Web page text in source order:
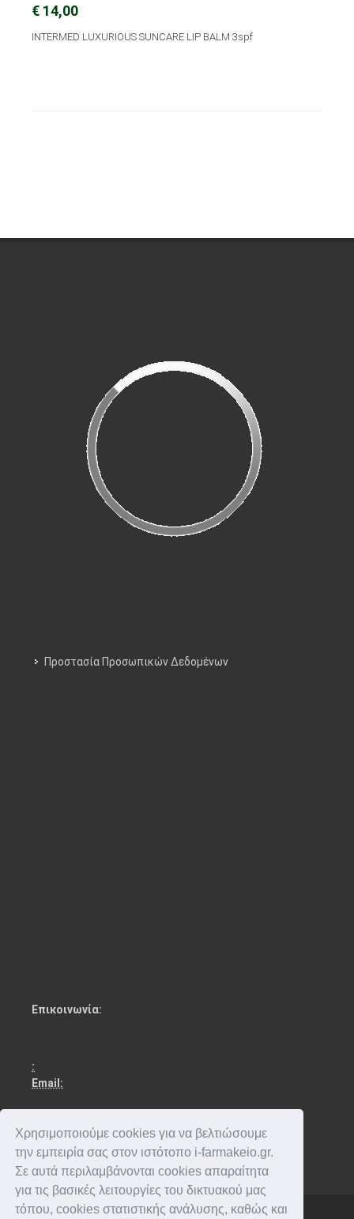
Χρησιμοποιούμε cookies για να βελτιώσουμε
την εμπειρία σας στον ιστότοπο i-farmakeio.gr.
Σε αυτά περιλαμβάνονται cookies απαραίτητα
για τις βασικές λειτουργίες του δικτυακού μας
τόπου, cookies στατιστικής ανάλυσης, καθώς και
€ 14,00
INTERMED LUXURIOUS SUNCARE LIP BALM 3spf
Προστασία Προσωπικών Δεδομένων
Επικοινωνία:
:
Email: